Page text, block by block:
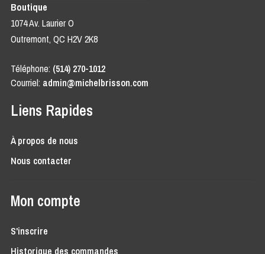
Boutique
1074 Av. Laurier O
Outremont, QC H2V 2K8
Téléphone: (514) 270-1012
Courriel: admin@michelbrisson.com
Liens Rapides
À propos de nous
Nous contacter
Mon compte
S'inscrire
Historique des commandes